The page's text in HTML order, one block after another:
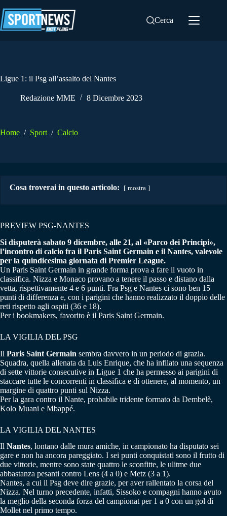
al
contenuto
Cerca
Ligue 1: il Psg all’assalto del Nantes
Redazione MME 8 Dicembre 2023
Home / Sport / Calcio
Cosa troverai in questo articolo: mostra
PREVIEW PSG-NANTES
Si disputerà sabato 9 dicembre, alle 21, al «Parco dei Principi»,
l’incontro di calcio fra il Paris Saint Germain e il Nantes, valevole
per la quindicesima giornata di Premier League.
Un Paris Saint Germain in grande forma prova a fare il vuoto in
classifica. Nizza e Monaco provano a tenere il passo e distano dalla
vetta, rispettivamente 4 e 6 punti. Fra Psg e Nantes ci sono ben 15
punti di differenza e, con i parigini che hanno realizzato il doppio delle
reti rispetto agli ospiti (36 e 18).
Per i bookmakers, favorito è il Paris Saint Germain.
LA VIGILIA DEL PSG
Il Paris Saint Germain sembra davvero in un periodo di grazia.
Squadra, quella allenata da Luis Enrique, che ha infilato una sequenza
di sette vittorie consecutive in Ligue 1 che ha permesso ai parigini di
staccare tutte le concorrenti in classifica e di ottenere, al momento, un
margine di quattro punti sul Nizza.
Per la gara contro il Nante, probabile tridente formato da Dembelè,
Kolo Muani e Mbappé.
LA VIGILIA DEL NANTES
Il Nantes, lontano dalle mura amiche, in campionato ha disputato sei
gare e non ha ancora pareggiato. I sei punti conquistati sono il frutto di
due vittorie, mentre sono state quattro le sconfitte, le ulitme due
abbastanza pesanti contro Lens (4 a 0) e Metz (3 a 1).
Nantes, a cui il Psg deve dire grazie, per aver rallentato la corsa del
Nizza. Nel turno precedente, infatti, Sissoko e compagni hanno avuto
la meglio della seconda forza del campionat per 1 a 0 con un gol di
Mollet nel primo tempo.